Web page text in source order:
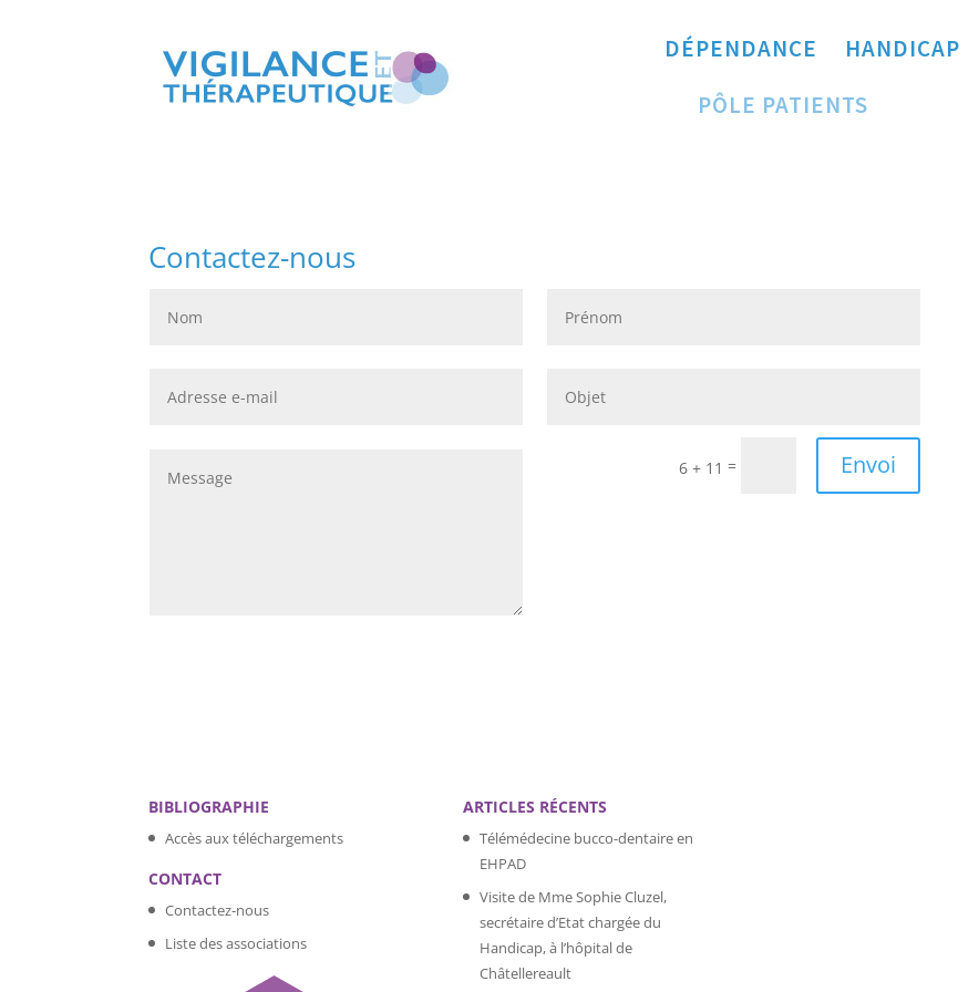
DÉPENDANCE HANDICAP
PÔLE PATIENTS
Contactez-nous
6 + 11 = Envoi
BIBLIOGRAPHIE
Accès aux téléchargements
CONTACT
Contactez-nous
Liste des associations
ARTICLES RÉCENTS
Télémédecine bucco-dentaire en
EHPAD
Visite de Mme Sophie Cluzel,
secrétaire d’Etat chargée du
Handicap, à l’hôpital de
Châtellereault